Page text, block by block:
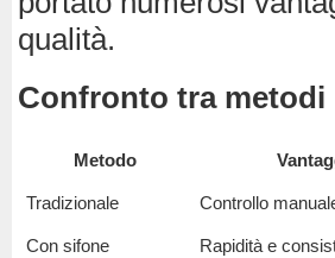
qualità.
Confronto tra metodi
Metodo
Tradizionale Controllo
Con sifone
Rapidità e